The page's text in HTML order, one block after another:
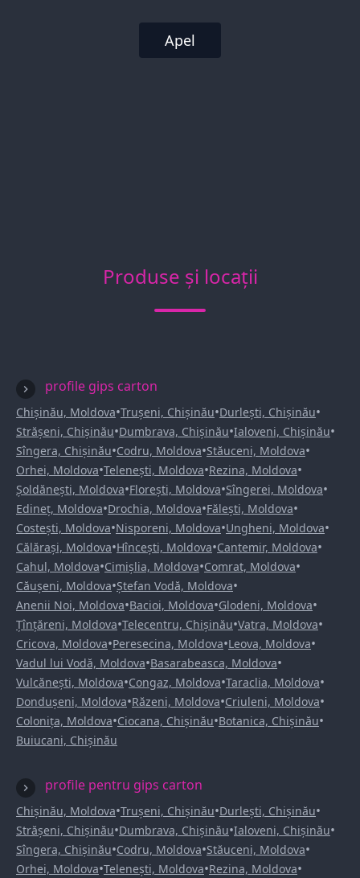
Apel
Produse și locații
profile gips carton
Chișinău, Moldova•Trușeni, Chișinău•Durlești, Chișinău•
Strășeni, Chișinău•Dumbrava, Chișinău•Ialoveni, Chișinău•
Sîngera, Chișinău•Codru, Moldova•Stăuceni, Moldova•
Orhei, Moldova•Telenești, Moldova•Rezina, Moldova•
Șoldănești, Moldova•Florești, Moldova•Sîngerei, Moldova•
Edineț, Moldova•Drochia, Moldova•Fălești, Moldova•
Costești, Moldova•Nisporeni, Moldova•Ungheni, Moldova•
Călărași, Moldova•Hîncești, Moldova•Cantemir, Moldova•
Cahul, Moldova•Cimișlia, Moldova•Comrat, Moldova•
Căușeni, Moldova•Ștefan Vodă, Moldova•
Anenii Noi, Moldova•Bacioi, Moldova•Glodeni, Moldova•
Țînțăreni, Moldova•Telecentru, Chișinău•Vatra, Moldova•
Cricova, Moldova•Peresecina, Moldova•Leova, Moldova•
Vadul lui Vodă, Moldova•Basarabeasca, Moldova•
Vulcănești, Moldova•Congaz, Moldova•Taraclia, Moldova•
Dondușeni, Moldova•Răzeni, Moldova•Criuleni, Moldova•
Colonița, Moldova•Ciocana, Chișinău•Botanica, Chișinău•
Buiucani, Chișinău
profile pentru gips carton
Chișinău, Moldova•Trușeni, Chișinău•Durlești, Chișinău•
Strășeni, Chișinău•Dumbrava, Chișinău•Ialoveni, Chișinău•
Sîngera, Chișinău•Codru, Moldova•Stăuceni, Moldova•
Orhei, Moldova•Telenești, Moldova•Rezina, Moldova•